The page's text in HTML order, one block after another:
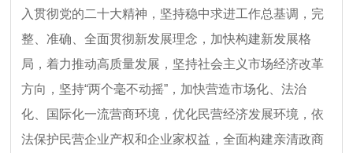
入贯彻党的二十大精神，坚持稳中求进工作总基调，完
整、准确、全面贯彻新发展理念，加快构建新发展格
局，着力推动高质量发展，坚持社会主义市场经济改革
方向，坚持“两个毫不动摇”，加快营造市场化、法治
化、国际化一流营商环境，优化民营经济发展环境，依
法保护民营企业产权和企业家权益，全面构建亲清政商